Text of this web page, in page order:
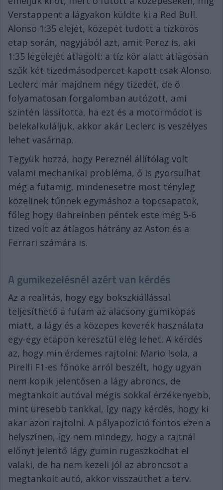
Verstappent a lágyakon küldte ki a Red Bull.
Alonso 1:35 elejét, közepét tudott a tízkörös
etap során, nagyjából azt, amit Perez is, aki
1:35 legelejét átlagolt: a tíz kör alatt átlagosan
szűk két tizedmásodpercet kapott csak Alonso.
Leclerc már majdnem négy tizedet, de ő
folyamatosan forgalomban autózott, ami
szintén lassította, ha ezt és a motormódot is
belekalkuláljuk, akkor akár Leclerc is veszélyes
lehet vasárnap.
Tegyük hozzá, hogy Pereznél állítólag volt
valami mechanikai probléma, ő is gyorsulhat
még a futamig, mindenesetre most tényleg
közelinek tűnnek egymáshoz a topcsapatok,
főleg hogy Bahreinben péntek este még 5-6
tized volt az átlagos hátrány az Aston és a
Ferrari számára is.
A gumikezelésnél azért van kérdés
Az a realitás, hogy egy bokszkiállással
teljesíthető a futam az alacsony gumikopás
miatt, a lágy és a közepes keverék használata
egy-egy etapon keresztül elég lehet. A kérdés
az, hogy min érdemes rajtolni: Mario Isola, a
Pirelli F1-es főnöke arról beszélt, hogy ugyan
nem kopik jelentősen a lágy abroncs, de
megtankolt autóval mégis sokkal érzékenyebb,
mint üresebb tankkal, így nagy kérdés, hogy ki
akar azon rajtolni. A pályapozíció fontos ezen a
helyszínen, így nem mindegy, hogy a rajtnál
előnyt jelentő lágy gumin rugaszkodhat el
valaki, de ha nem kezeli jól az abroncsot a
megtankolt autó, akkor visszaüthet a terv.